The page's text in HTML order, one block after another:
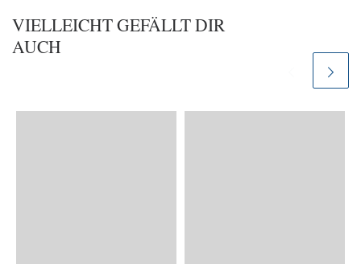
VIELLEICHT GEFÄLLT DIR
AUCH